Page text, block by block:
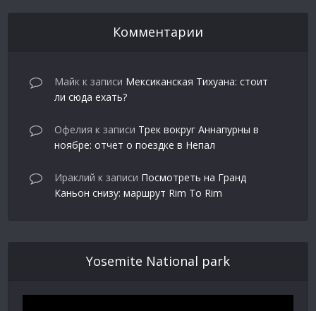
Комментарии
Майк к записи Мексиканская Тихуана: стоит
ли сюда ехать?
Офелия к записи Трек вокруг Аннапурны в
ноябре: отчет о поездке в Непал
Ираклий к записи Посмотреть на Гранд
Каньон снизу: маршрут Rim To Rim
Yosemite National park